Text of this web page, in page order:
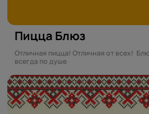
Пицца Блюз
Отличная пицца! Отличная от всех!
всегда по душе